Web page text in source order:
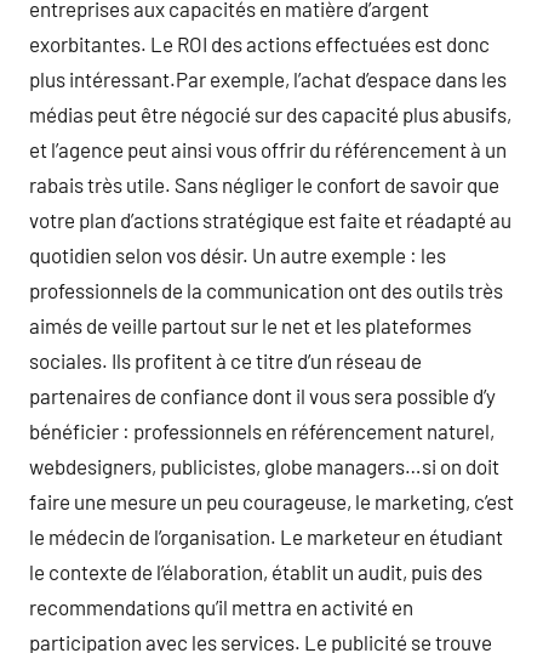
entreprises aux capacités en matière d’argent
exorbitantes. Le ROI des actions effectuées est donc
plus intéressant.Par exemple, l’achat d’espace dans les
médias peut être négocié sur des capacité plus abusifs,
et l’agence peut ainsi vous offrir du référencement à un
rabais très utile. Sans négliger le confort de savoir que
votre plan d’actions stratégique est faite et réadapté au
quotidien selon vos désir. Un autre exemple : les
professionnels de la communication ont des outils très
aimés de veille partout sur le net et les plateformes
sociales. Ils profitent à ce titre d’un réseau de
partenaires de confiance dont il vous sera possible d’y
bénéficier : professionnels en référencement naturel,
webdesigners, publicistes, globe managers…si on doit
faire une mesure un peu courageuse, le marketing, c’est
le médecin de l’organisation. Le marketeur en étudiant
le contexte de l’élaboration, établit un audit, puis des
recommendations qu’il mettra en activité en
participation avec les services. Le publicité se trouve